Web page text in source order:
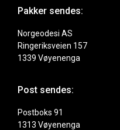
Pakker sendes:
Norgeodesi AS
Ringeriksveien 157
1339 Vøyenenga
Post sendes:
Postboks 91
1313 Vøyenenga